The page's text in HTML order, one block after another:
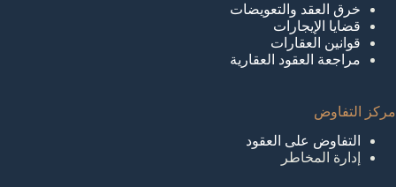
خرق العقد والتعويضات
قضايا الإيجارات
قوانين العقارات
مراجعة العقود العقارية
مركز التفاوض
التفاوض على العقود
إدارة المخاطر